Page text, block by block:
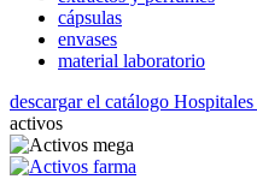
cápsulas
envases
material laboratorio
descargar el catálogo Hospitales
activos